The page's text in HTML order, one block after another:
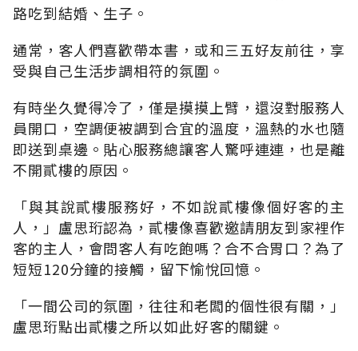
路吃到結婚、生子。
通常，客人們喜歡帶本書，或和三五好友前往，享
受與自己生活步調相符的氛圍。
有時坐久覺得冷了，僅是摸摸上臂，還沒對服務人
員開口，空調便被調到合宜的溫度，溫熱的水也隨
即送到桌邊。貼心服務總讓客人驚呼連連，也是離
不開貳樓的原因。
「與其說貳樓服務好，不如說貳樓像個好客的主
人，」盧思珩認為，貳樓像喜歡邀請朋友到家裡作
客的主人，會問客人有吃飽嗎？合不合胃口？為了
短短120分鐘的接觸，留下愉悅回憶。
「一間公司的氛圍，往往和老闆的個性很有關，」
盧思珩點出貳樓之所以如此好客的關鍵。